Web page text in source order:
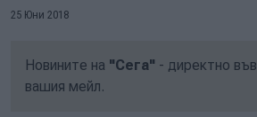
25 Юни 2018
Новините на "Сега" - директно във
вашия мейл.